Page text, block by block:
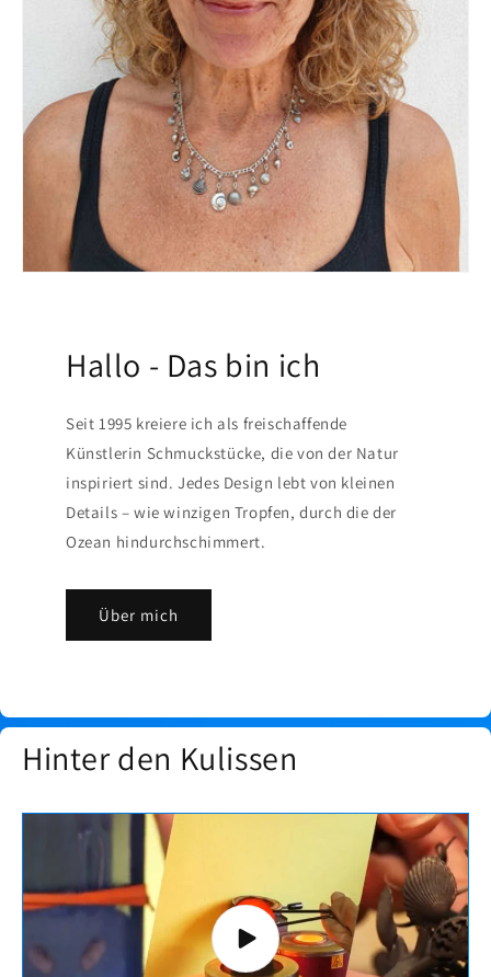
Hallo - Das bin ich
Seit 1995 kreiere ich als freischaffende
Künstlerin Schmuckstücke, die von der Natur
inspiriert sind. Jedes Design lebt von kleinen
Details – wie winzigen Tropfen, durch die der
Ozean hindurchschimmert.
Über mich
Hinter den Kulissen